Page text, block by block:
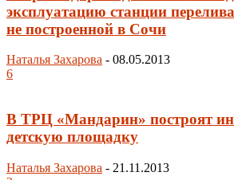
эксплуатацию станции
не построенной в Сочи
Наталья Захарова - 08.05.2013
6
В ТРЦ «Мандарин» построят
детскую площадку
Наталья Захарова - 21.11.2013